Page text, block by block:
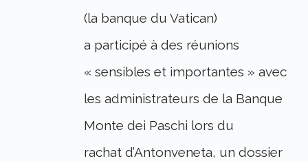
(la banque du Vatican)
a participé à des réunions
« sensibles et importantes » avec
les administrateurs de la Banque
Monte dei Paschi lors du
rachat d’Antonveneta, un dossier